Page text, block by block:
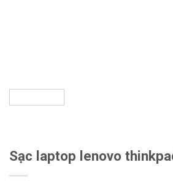
Sạc laptop lenovo